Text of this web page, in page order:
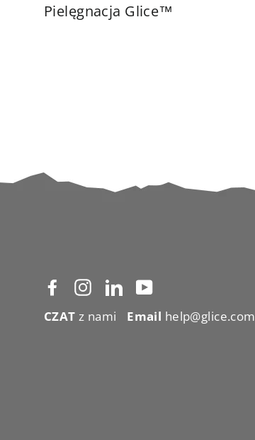
Pielęgnacja Glice™
FacebookInstagram
LinkedIn
CZAT z nami Email help@glice.com